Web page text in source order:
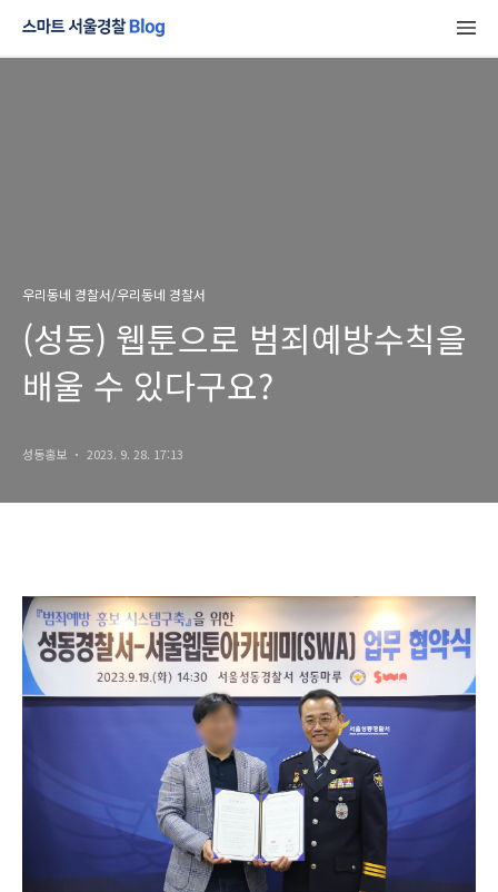
우리동네 경찰서/우리동네 경찰서
(성동) 웹툰으로 범죄예방수칙을
배울 수 있다구요?
성동홍보 2023. 9. 28. 17:13